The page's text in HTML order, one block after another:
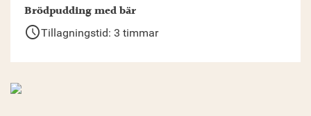
Brödpudding med bär
scheduleTillagningstid: 3 timmar